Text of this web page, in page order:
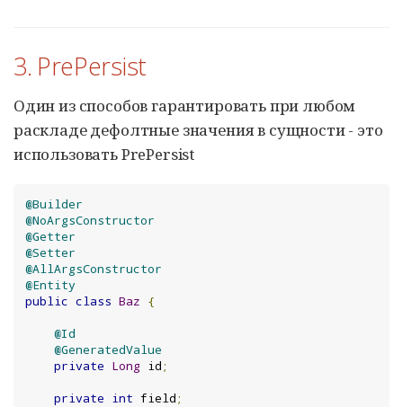
3. PrePersist
Один из способов гарантировать при любом
раскладе дефолтные значения в сущности - это
использовать PrePersist
@Builder
@NoArgsConstructor
@Getter
@Setter
@AllArgsConstructor
@Entity
public class Baz {
@Id
@GeneratedValue
private Long id;
private int field;